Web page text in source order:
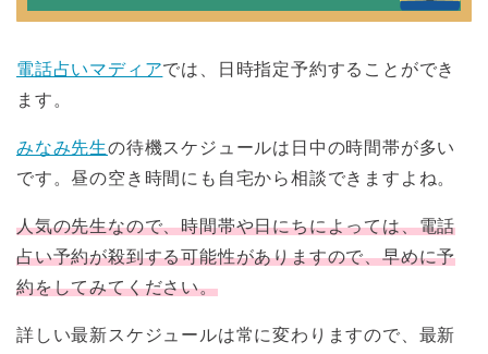
電話占いマディアでは、日時指定予約することができ
ます。
みなみ先生の待機スケジュールは日中の時間帯が多い
です。昼の空き時間にも自宅から相談できますよね。
人気の先生なので、時間帯や日にちによっては、電話
占い予約が殺到する可能性がありますので、早めに予
約をしてみてください。
詳しい最新スケジュールは常に変わりますので、最新